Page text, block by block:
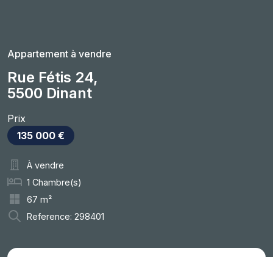
Appartement à vendre
Rue Fétis 24,
5500 Dinant
Prix
135 000 €
À vendre
1 Chambre(s)
67 m²
Reference: 298401